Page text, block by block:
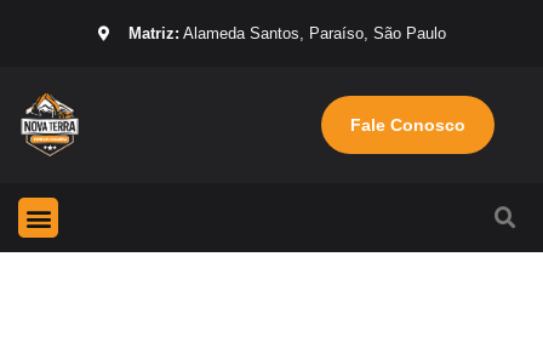
Matriz: Alameda Santos, Paraíso, São Paulo
Fale Conosco